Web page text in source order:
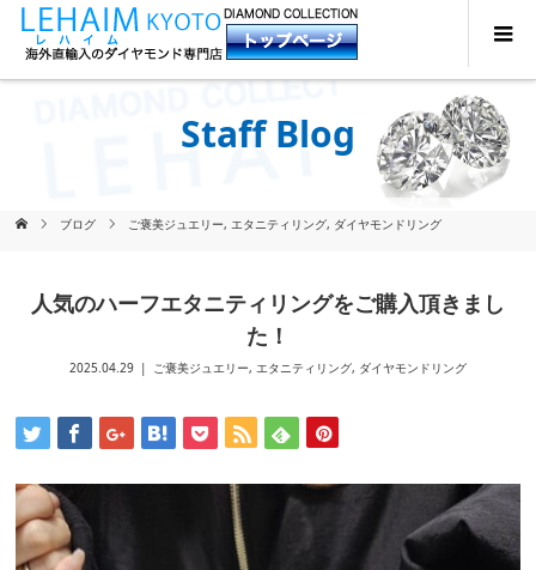
Staff Blog
ブログ ご褒美ジュエリー,エタニティリング, ダイヤモンドリング
人気のハーフエタニティリングをご購入頂きまし
た！
2025.04.29 ご褒美ジュエリー, エタニティリング, ダイヤモンドリング